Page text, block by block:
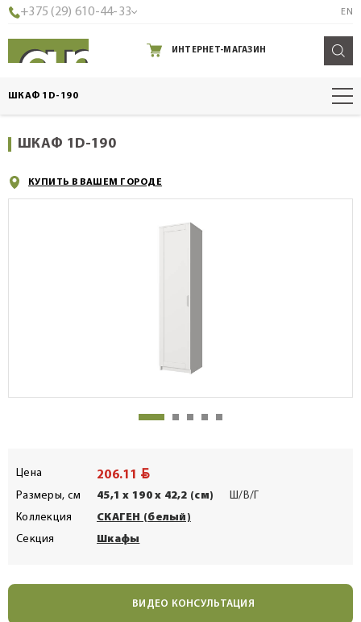
+375 (29) 610-44-33 EN
ИНТЕРНЕТ-МАГАЗИН
ШКАФ 1D-190
ШКАФ 1D-190
КУПИТЬ В ВАШЕМ ГОРОДЕ
Цена 206.11 BYN
Размеры, см 45,1 x 190 x 42,2 (см)
Ш/В/Г
Коллекция
СКАГЕН (белый)
Секция
Шкафы
ВИДЕО КОНСУЛЬТАЦИЯ